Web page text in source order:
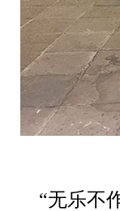
“无乐不作